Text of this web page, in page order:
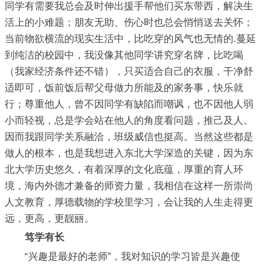
同学有需要我总会及时伸出援手帮他们买东带西，解决生
活上的小难题；朋友无助、伤心时也总会悄悄送去关怀；
当前物欲横流的现实生活中，比吃穿的风气也无情的.蔓延
到纯洁的校园中，我没像其他同学讲究穿名牌，比吃喝
（我家经济条件还不错），只买适合自己的衣服，干净舒
适即可，饭前饭后帮父母做力所能及的家务事，快乐就
行；尊重他人，曾不因同学有缺陷而嘲讽，也不因他人弱
小而轻视，总是学会站在他人的角度看问题，推己及人。
因而我跟同学关系融洽，班级威信也挺高。当然这些都是
做人的根本，也是我想进入东北大学深造的关键，因为东
北大学历史悠久，有着深厚的文化底蕴，厚重的育人环
境，海内外德才兼备的师资力量，我相信在这样一所崇尚
人文教育，厚德载物的学校里学习，会让我的人生走得更
远，更高，更靓丽。
笃学有长
“兴趣是最好的老师”，我对知识的学习皆是兴趣使